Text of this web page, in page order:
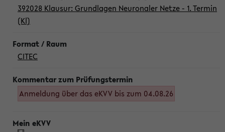
392028 Klausur: Grundlagen Neuronaler Netze - 1. Termin
(Kl)
CITEC
Anmeldung über das eKVV bis zum 04.08.26